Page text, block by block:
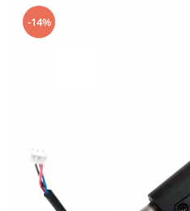
Controller
Motoare
https://
Discuri frana
Placute de frana
-14%